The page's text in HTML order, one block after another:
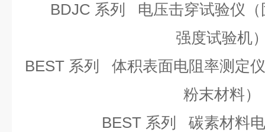
BDJC 系列
电压击穿试验仪
强度试验机
BEST 系列
体积表面电阻率测定
粉末材料）
BEST 系列
碳素材料